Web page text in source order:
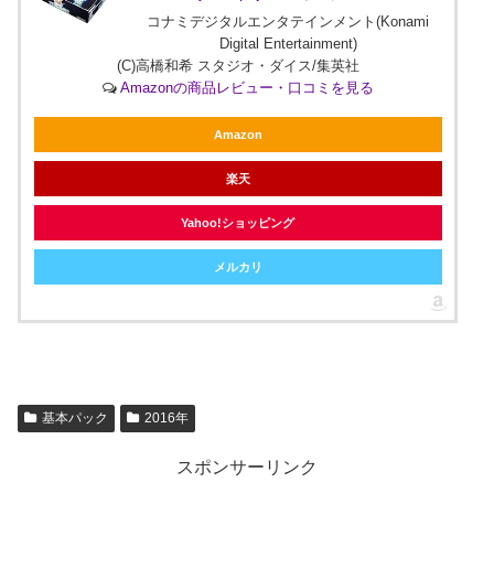
コナミデジタルエンタテインメント(Konami
Digital Entertainment)
(C)高橋和希 スタジオ・ダイス/集英社
Amazonの商品レビュー・口コミを見る
Amazon
楽天
Yahoo!ショッピング
メルカリ
基本パック 2016年
スポンサーリンク